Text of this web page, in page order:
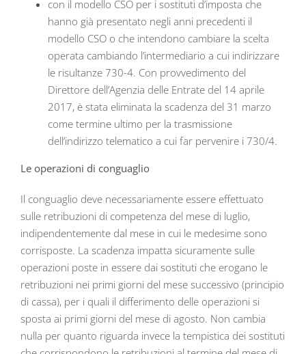
con il modello CSO per i sostituti d’imposta che
hanno già presentato negli anni precedenti il
modello CSO o che intendono cambiare la scelta
operata cambiando l’intermediario a cui indirizzare
le risultanze 730-4. Con provvedimento del
Direttore dell’Agenzia delle Entrate del 14 aprile
2017, è stata eliminata la scadenza del 31 marzo
come termine ultimo per la trasmissione
dell’indirizzo telematico a cui far pervenire i 730/4.
Le operazioni di conguaglio
Il conguaglio deve necessariamente essere effettuato
sulle retribuzioni di competenza del mese di luglio,
indipendentemente dal mese in cui le medesime sono
corrisposte. La scadenza impatta sicuramente sulle
operazioni poste in essere dai sostituti che erogano le
retribuzioni nei primi giorni del mese successivo (principio
di cassa), per i quali il differimento delle operazioni si
sposta ai primi giorni del mese di agosto. Non cambia
nulla per quanto riguarda invece la tempistica dei sostituti